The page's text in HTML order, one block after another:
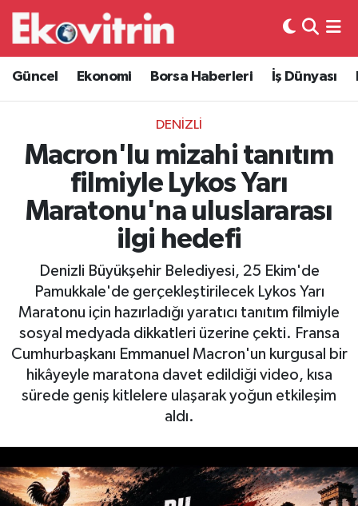
Güncel Ekonomi Borsa Haberleri İş Dünyası
DENİZLİ
Macron'lu mizahi tanıtım
filmiyle Lykos Yarı
Maratonu'na uluslararası
ilgi hedefi
Denizli Büyükşehir Belediyesi, 25 Ekim'de
Pamukkale'de gerçekleştirilecek Lykos Yarı
Maratonu için hazırladığı yaratıcı tanıtım filmiyle
sosyal medyada dikkatleri üzerine çekti. Fransa
Cumhurbaşkanı Emmanuel Macron'un kurgusal bir
hikâyeyle maratona davet edildiği video, kısa
sürede geniş kitlelere ulaşarak yoğun etkileşim
aldı.
Güncel
Ekonomi
Borsa Haberleri
İş Dünyası
Lojistik
Otovitrin
Asayiş
Magazin
Gayrimenkul
Eğitim
Hava Durumu
Trafik Durumu
Süper Lig Puan Durumu ve Fikstür
Tüm Manşetler
Son Dakika Haberleri
Haber Arşivi